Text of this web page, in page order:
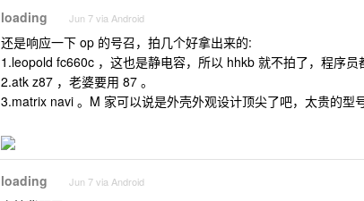
loading Jun 7 via Android
还是响应一下 op 的号召，拍几个好拿出来的:
1.leopold fc660c ，这也是静电容，所以 hhkb 就不拍了，程序员
2.atk z87 ，老婆要用 87 。
3.matrix navi 。M 家可以说是外壳外观设计顶尖了吧，太贵的型
loading Jun 7 via Android